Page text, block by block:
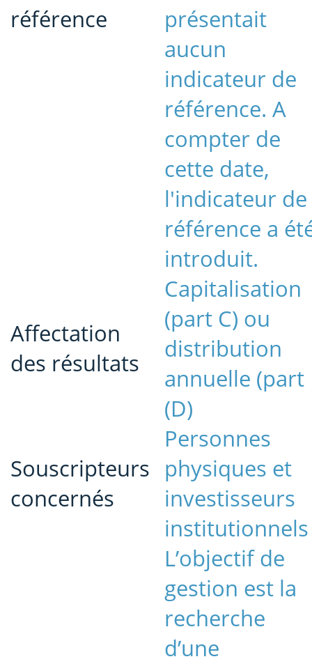
référence
présentait
aucun
indicateur de
référence. A
compter de
cette date,
l'indicateur de
référence a
introduit.
Affectation
des résultats
Capitalisation
(part C) ou
distribution
annuelle (part
(D)
Souscripteurs
concernés
Personnes
physiques et
investisseurs
institutionnels
L’objectif de
gestion est la
recherche
d’une